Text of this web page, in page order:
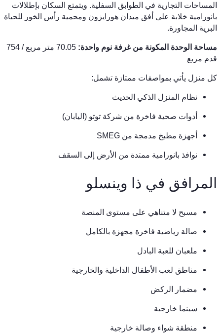
المساحات التجارية في الطوابق السفلية. ويتمتع السكان بإطلالات
بانورامية خلابة على أفق ميدان هورايزون ومحمية رأس الخور للحياة
البرية المجاورة.
مساحة الوحدة المكونة من غرفة نوم واحدة:
70.05 متر مربع / 754
قدم مربع
كل منزل يأتي بمواصفات ممتازة تشمل:
نظام المنزل الذكي الحديث
أدوات صحية فاخرة من شركة توتو (اليابان)
أجهزة مطبخ مدمجة من SMEG
نوافذ بانورامية ممتدة من الأرض إلى السقف
المرافق في ذا وينسلو
مسبح لا متناهي على مستوى المنصة
صالة رياضية فاخرة مجهزة بالكامل
ملعبان للعبة البادل
مناطق لعب الأطفال الداخلية والخارجية
مضمار الركض
سينما خارجية
منطقة شواء وصالة خارجية